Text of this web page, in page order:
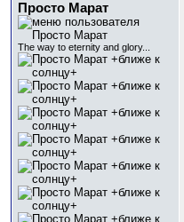
Просто Марат
The way to eternity and glory...